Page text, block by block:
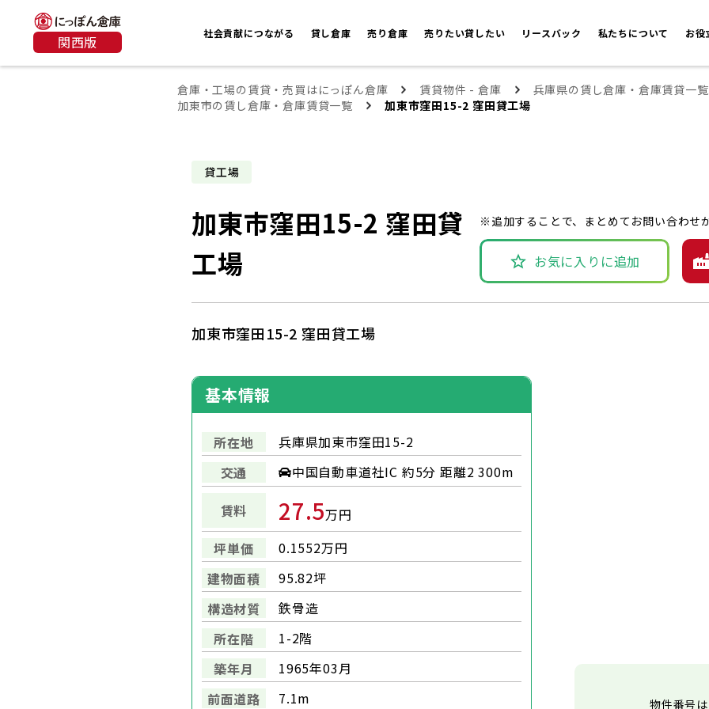
関西版 社会貢献につながる 貸し倉庫 売り倉庫 売りたい貸したい リースバック 私たちについて お役
倉庫・工場の賃貸・売買はにっぽん倉庫 賃貸物件 - 倉庫
兵庫県の賃し倉庫・倉庫賃貸一覧
加東市の賃し倉庫・倉庫賃貸一覧
加東市窪田15-2 窪田貸工場
貸工場
加東市窪田15-2 窪田貸
工場
※追加することで、まとめてお問い合わせ
お気に入りに追加
加東市窪田15-2 窪田貸工場
基本情報
所在地
兵庫県加東市窪田15-2
交通
中国自動車道社IC 約5分 距離2 300m
賃料 27.5万円
坪単価
0.1552万円
建物面積
95.82坪
構造材質
鉄骨造
所在階
1-2階
築年月
1965年03月
前面道路
7.1m 物件番号は